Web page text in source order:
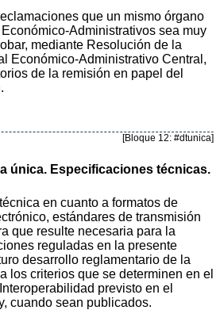
que un mismo órgano
Administrativos sea muy
mediante Resolución de la
Económico-Administrativo Central,
de la remisión en papel del
[Bloque 12: #dtunica]
única. Especificaciones técnicas.
en cuanto a formatos de
estándares de transmisión
que resulte necesaria para la
reguladas en la presente
desarrollo reglamentario de la
los criterios que se determinen en el
previsto en el
cuando sean publicados.